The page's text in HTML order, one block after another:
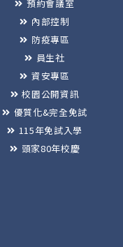
預約會議室
內部控制
防疫專區
員生社
資安專區
校園公開資訊
優質化&完全免試
115年免試入學
頭家80年校慶